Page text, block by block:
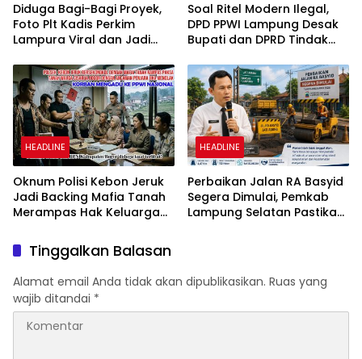
Diduga Bagi-Bagi Proyek,
Foto Plt Kadis Perkim
Lampura Viral dan Jadi
Netizen
Soal Ritel Modern Ilegal,
DPD PPWI Lampung Desak
Bupati dan DPRD Tindak
No 02/2016
HEADLINE
Oknum Polisi Kebon Jeruk
Jadi Backing Mafia Tanah
Merampas Hak Keluarga
Sutarman
HEADLINE
Perbaikan Jalan RA Basyid
Segera Dimulai, Pemkab
Lampung Selatan Pastikan
Tinggalkan Balasan
Alamat email Anda tidak akan dipublikasikan. Ruas yang
wajib ditandai *